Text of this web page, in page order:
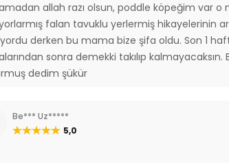
allah razı olsun, poddle köpeğim var
falan tavuklu yerlermiş hikayelerinin
derken bu mama bize şifa oldu. Son 1
sonra demekki takılıp
dedim şükür
Be*** Uz*****
5,0